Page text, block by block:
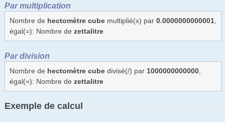
Par multiplication
Nombre de hectomètre cubemultiplié(x) par 0.0000000000001,
égal(=): Nombre de zettalitre
Par division
Nombre de hectomètre cubedivisé(/) par 1000000000000,
égal(=): Nombre de zettalitre
Exemple de calcul